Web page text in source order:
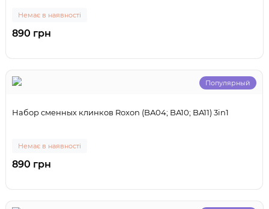
Немає в наявності
890 грн
Популярный
Набор сменных клинков Roxon (BA04; BA10; BA11) 3in1
Немає в наявності
890 грн